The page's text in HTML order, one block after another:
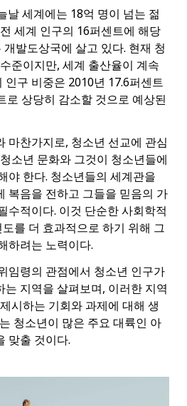
날 세계에는 18억 명이 넘는 젊
세계 인구의 16퍼센트에 해당
발도상국에 살고 있다. 현재 청
준이지만, 세계 출산율이 계속
인구 비중은 2010년 17.6퍼센트
로 상당히 감소할 것으로 예상된
마찬가지로, 청소년 선교에 관심
소년 문화와 그것이 청소년들에
야 한다. 청소년들의 세계관을
복음을 전하고 그들을 믿음의 가
수적이다. 이것 단순한 사회학적
를 더 효과적으로 하기 위해 그
하려는 노력이다.
임령의 관점에서 청소년 인구가
지역을 살펴보며, 이러한 지역
시하는 기회와 과제에 대해 생
청소년이 많은 주요 대륙인 아
맞출 것이다.